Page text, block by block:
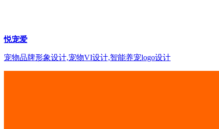
悦宠爱
宠物品牌形象设计,宠物VI设计,智能养宠logo设计